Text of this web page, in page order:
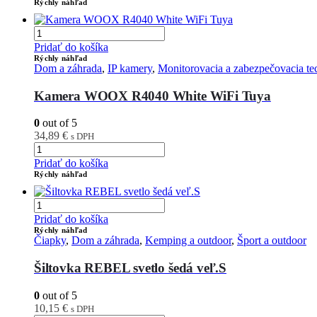
Rýchly náhľad
Pridať do košíka
Rýchly náhľad
Dom a záhrada, IP kamery, Monitorovacia a zabezpečovacia
Kamera WOOX R4040 White WiFi Tuya
0 out of 5
34,89 € s DPH
Pridať do košíka
Rýchly náhľad
Pridať do košíka
Rýchly náhľad
Čiapky, Dom a záhrada, Kemping a outdoor, Šport a outdoor
Šiltovka REBEL svetlo šedá veľ.S
0 out of 5
10,15 € s DPH